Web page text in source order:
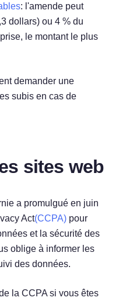
: l'amende peut
dollars) ou 4 % du
le montant le plus
demander une
subis en cas de
sites web
a promulgué en juin
Act(CCPA) pour
et la sécurité des
oblige à informer les
des données.
la CCPA si vous êtes